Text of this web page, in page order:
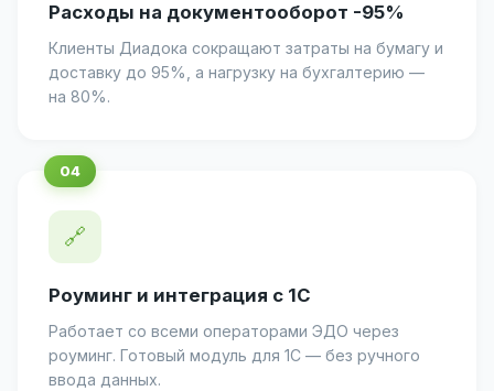
Расходы на документооборот -95%
Клиенты Диадока сокращают затраты на бумагу и
доставку до 95%, а нагрузку на бухгалтерию —
на 80%.
🔗
Роуминг и интеграция с 1С
Работает со всеми операторами ЭДО через
роуминг. Готовый модуль для 1С — без ручного
ввода данных.